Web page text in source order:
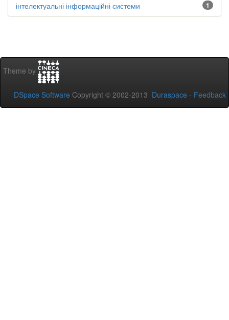
1
інтелектуальні інформаційні системи
Theme by
DSpace Software Copyright © 2002-2013 Duraspace - Feedback